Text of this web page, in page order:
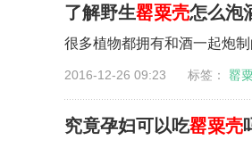
了解野生罂粟壳怎么泡
很多植物都拥有和酒一起炮
2016-12-26 09:23 标签： 罂
究竟孕妇可以吃罂粟壳